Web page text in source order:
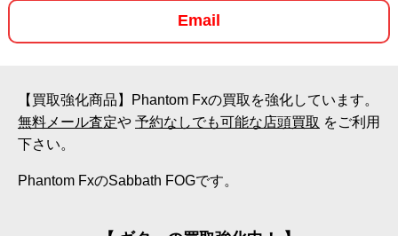
Email
【買取強化商品】Phantom Fxの買取を強化しています。
無料メール査定や 予約なしでも可能な店頭買取 をご利用
下さい。
Phantom FxのSabbath FOGです。